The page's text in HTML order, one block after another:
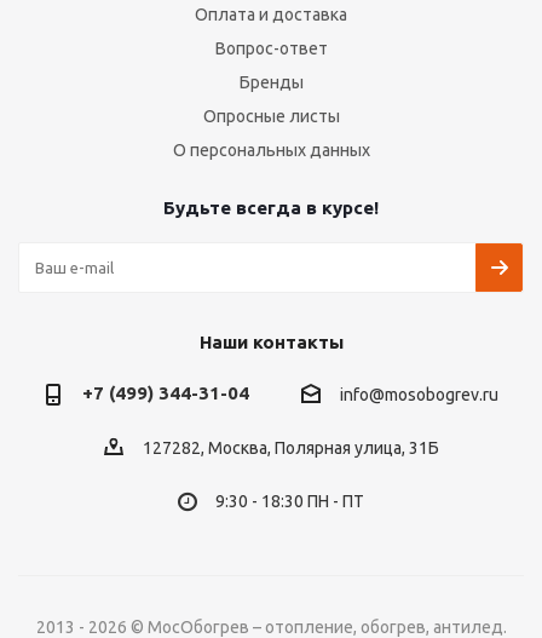
Оплата и доставка
Вопрос-ответ
Бренды
Опросные листы
О персональных данных
Будьте всегда в курсе!
Наши контакты
+7 (499) 344-31-04 info@mosobogrev.ru
127282, Москва, Полярная улица, 31Б
9:30 - 18:30 ПН - ПТ
2013 - 2026 © МосОбогрев – отопление, обогрев, антилед.